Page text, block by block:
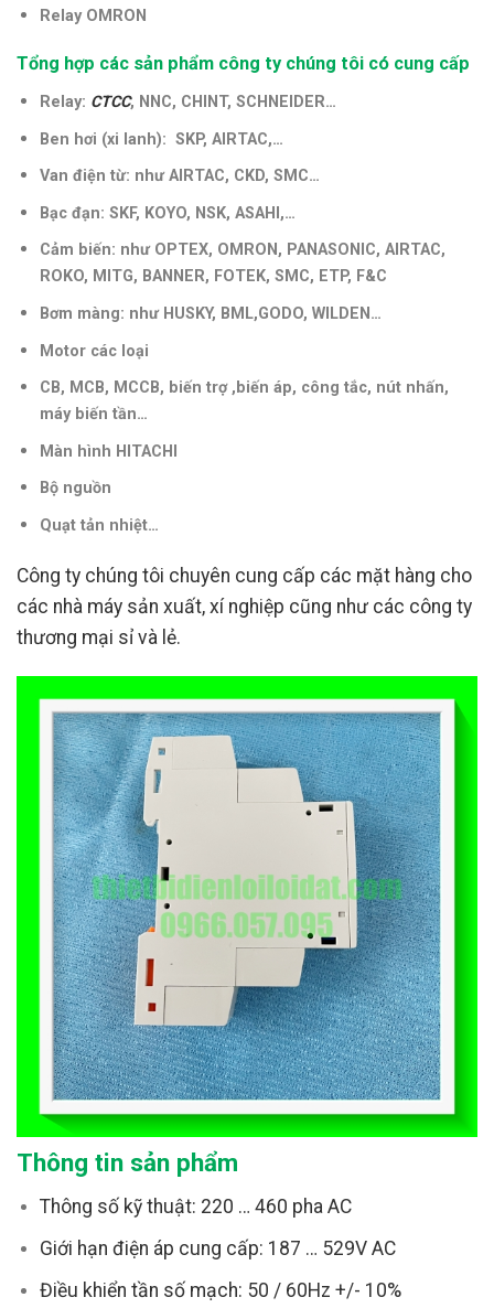
Relay OMRON
Tổng hợp các sản phẩm công ty chúng tôi có cung cấp
Relay: CTCC, NNC, CHINT, SCHNEIDER…
Ben hơi (xi lanh): SKP, AIRTAC,…
Van điện từ: như AIRTAC, CKD, SMC…
Bạc đạn: SKF, KOYO, NSK, ASAHI,…
Cảm biến: như OPTEX, OMRON, PANASONIC, AIRTAC,
ROKO, MITG, BANNER, FOTEK, SMC, ETP, F&C
Bơm màng: như HUSKY, BML,GODO, WILDEN…
Motor các loại
CB, MCB, MCCB, biến trợ ,biến áp, công tắc, nút nhấn,
máy biến tần…
Màn hình HITACHI
Bộ nguồn
Quạt tản nhiệt…
Công ty chúng tôi chuyên cung cấp các mặt hàng cho
các nhà máy sản xuất, xí nghiệp cũng như các công ty
thương mại sỉ và lẻ.
Thông tin sản phẩm
Thông số kỹ thuật: 220 … 460 pha AC
Giới hạn điện áp cung cấp: 187 … 529V AC
Điều khiển tần số mạch: 50 / 60Hz +/- 10%